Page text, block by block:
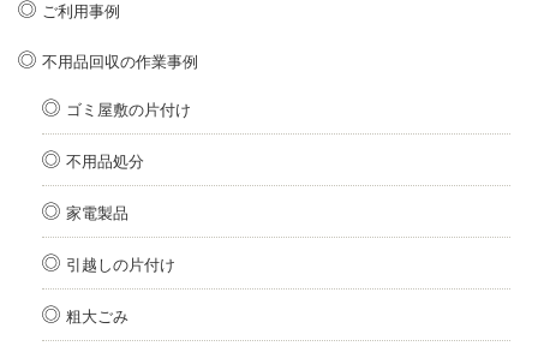
ご利用事例
不用品回収の作業事例
ゴミ屋敷の片付け
不用品処分
家電製品
引越しの片付け
粗大ごみ